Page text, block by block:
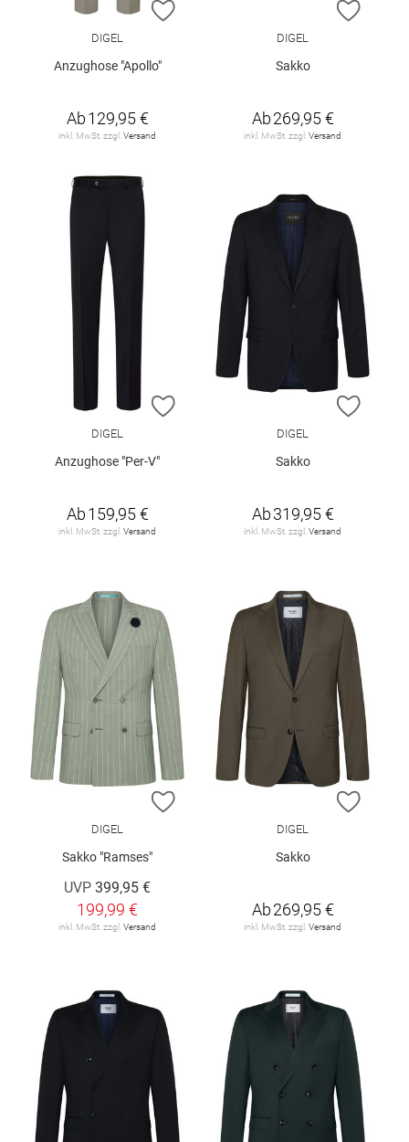
ZUR WUNSCHLISTE HINZUFÜGEN
DIGEL
Anzughose "Apollo"
Ab129,95 €
inkl. MwSt. zzgl. Versand
ZUR
DIGEL
Sakko
Ab269,95 €
inkl. MwSt. zzgl. Versand
ZUR WUNSCHLISTE HINZUFÜGEN
DIGEL
Anzughose "Per-V"
Ab159,95 €
inkl. MwSt. zzgl. Versand
ZUR
DIGEL
Sakko
Ab319,95 €
inkl. MwSt. zzgl. Versand
ZUR WUNSCHLISTE HINZUFÜGEN
DIGEL
Sakko "Ramses"
UVP 399,95 €
199,99 €
inkl. MwSt. zzgl. Versand
ZUR
DIGEL
Sakko
Ab269,95 €
inkl. MwSt. zzgl. Versand